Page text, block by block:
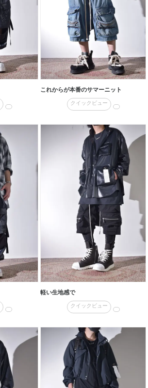
これからが本番のサマーニット
クイックビュー
軽い生地感で
クイックビュー